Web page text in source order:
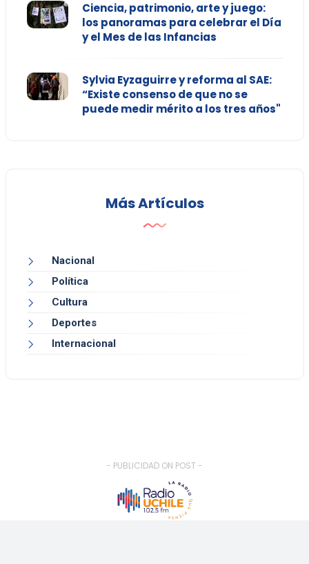
Ciencia, patrimonio, arte y juego:
los panoramas para celebrar el Día
y el Mes de las Infancias
Sylvia Eyzaguirre y reforma al SAE:
“Existe consenso de que no se
puede medir mérito a los tres años"
Más Artículos
Nacional
Política
Cultura
Deportes
Internacional
- PUBLICIDAD ON POST -